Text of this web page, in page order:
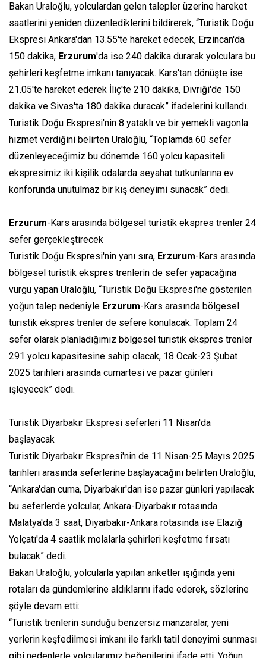
Bakan Uraloğlu, yolculardan gelen talepler üzerine hareket
saatlerini yeniden düzenlediklerini bildirerek, “Turistik Doğu
Ekspresi Ankara'dan 13.55'te hareket edecek, Erzincan'da
150 dakika, Erzurum'da ise 240 dakika durarak yolculara bu
şehirleri keşfetme imkanı tanıyacak. Kars'tan dönüşte ise
21.05'te hareket ederek İliç'te 210 dakika, Divriği'de 150
dakika ve Sivas'ta 180 dakika duracak” ifadelerini kullandı.
Turistik Doğu Ekspresi'nin 8 yataklı ve bir yemekli vagonla
hizmet verdiğini belirten Uraloğlu, “Toplamda 60 sefer
düzenleyeceğimiz bu dönemde 160 yolcu kapasiteli
ekspresimiz iki kişilik odalarda seyahat tutkunlarına ev
konforunda unutulmaz bir kış deneyimi sunacak” dedi.
Erzurum-Kars arasında bölgesel turistik ekspres trenler 24
sefer gerçekleştirecek
Turistik Doğu Ekspresi'nin yanı sıra, Erzurum-Kars arasında
bölgesel turistik ekspres trenlerin de sefer yapacağına
vurgu yapan Uraloğlu, “Turistik Doğu Ekspresi'ne gösterilen
yoğun talep nedeniyle Erzurum-Kars arasında bölgesel
turistik ekspres trenler de sefere konulacak. Toplam 24
sefer olarak planladığımız bölgesel turistik ekspres trenler
291 yolcu kapasitesine sahip olacak, 18 Ocak-23 Şubat
2025 tarihleri arasında cumartesi ve pazar günleri
işleyecek” dedi.
Turistik Diyarbakır Ekspresi seferleri 11 Nisan'da
başlayacak
Turistik Diyarbakır Ekspresi'nin de 11 Nisan-25 Mayıs 2025
tarihleri arasında seferlerine başlayacağını belirten Uraloğlu,
“Ankara'dan cuma, Diyarbakır'dan ise pazar günleri yapılacak
bu seferlerde yolcular, Ankara-Diyarbakır rotasında
Malatya'da 3 saat, Diyarbakır-Ankara rotasında ise Elazığ
Yolçatı'da 4 saatlik molalarla şehirleri keşfetme fırsatı
bulacak” dedi.
Bakan Uraloğlu, yolcularla yapılan anketler ışığında yeni
rotaları da gündemlerine aldıklarını ifade ederek, sözlerine
şöyle devam etti:
“Turistik trenlerin sunduğu benzersiz manzaralar, yeni
yerlerin keşfedilmesi imkanı ile farklı tatil deneyimi sunması